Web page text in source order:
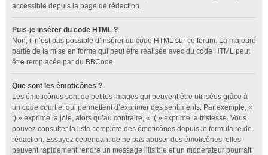
accessible depuis la page de rédaction.
Puis-je insérer du code HTML ?
Non, il n’est pas possible d’insérer du code HTML sur ce forum. La majeure
partie de la mise en forme qui peut être réalisée avec du code HTML peut
être remplacée par du BBCode.
Que sont les émoticônes ?
Les émoticônes sont de petites images qui peuvent être utilisées grâce à
un code court et qui permettent d’exprimer des sentiments. Par exemple, «
:) » exprime la joie, alors qu’au contraire, « :( » exprime la tristesse. Vous
pouvez consulter la liste complète des émoticônes depuis le formulaire de
rédaction. Essayez cependant de ne pas abuser des émoticônes, elles
peuvent rapidement rendre un message illisible et un modérateur pourrait